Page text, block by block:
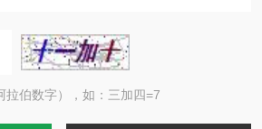
拉伯数字），如：三加四=7